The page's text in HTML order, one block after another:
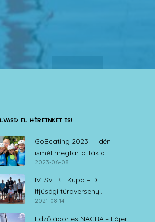
EL HÍREINKET IS!
GoBoating 2023! – Idén
ismét megtartották a
vitorlás iskolák nyílt napját
2023-06-08
IV. SVERT Kupa – DELL
Ifjúsági túraverseny
Zamárdi, 2021. augusztus 14.
2021-08-14
Edzőtábor és NACRA – Lájer